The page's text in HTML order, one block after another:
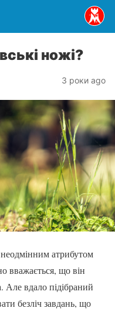
ножі?
3 роки ago
атрибутом
вважається, що він
Але вдало підібраний
безліч завдань, що